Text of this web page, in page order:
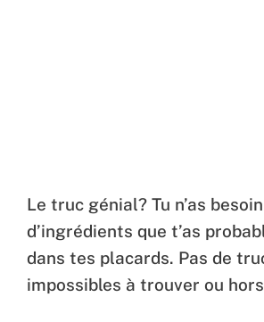
Le truc génial? Tu n’as
d’ingrédients que t’as
dans tes placards. Pas de
impossibles à trouver ou